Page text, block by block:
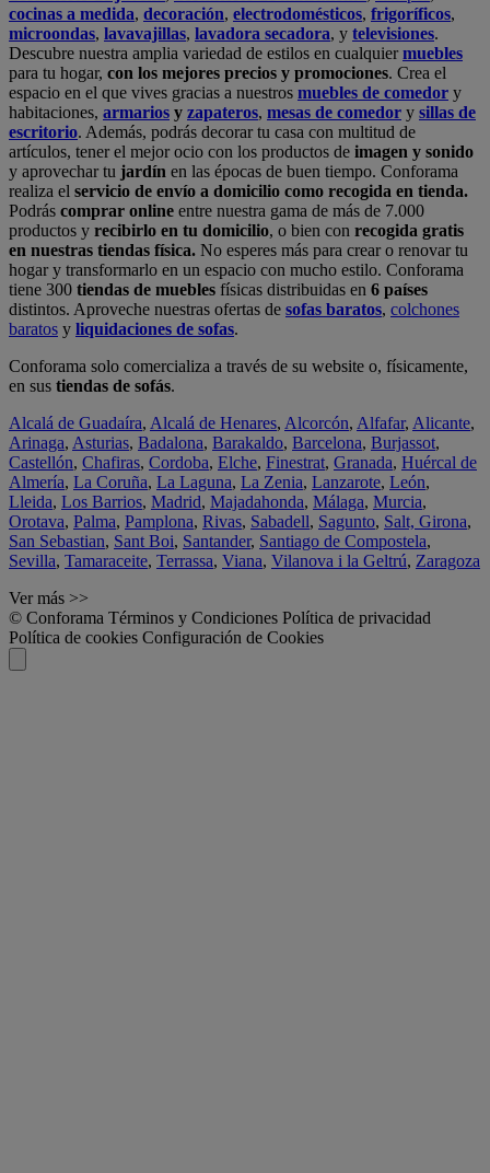
cocinas a medida, decoración, electrodomésticos, frigoríficos,
microondas, lavavajillas, lavadora secadora, y televisiones.
Descubre nuestra amplia variedad de estilos en cualquiermuebles
para tu hogar, con los mejores precios y promociones. Crea el
espacio en el que vives gracias a nuestros muebles de comedor y
habitaciones, armarios y zapateros, mesas de comedor y sillas de
escritorio. Además, podrás decorar tu casa con multitud de
artículos, tener el mejor ocio con los productos de imagen y sonido
y aprovechar tu jardín en las épocas de buen tiempo. Conforama
realiza el servicio de envío a domicilio como recogida en tienda.
Podrás comprar online entre nuestra gama de más de 7.000
productos y recibirlo en tu domicilio, o bien con recogida gratis
en nuestras tiendas física. No esperes más para crear o renovar tu
hogar y transformarlo en un espacio con mucho estilo. Conforama
tiene 300 tiendas de muebles físicas distribuidas en 6 países
distintos. Aproveche nuestras ofertas de sofas baratos, colchones
baratos y liquidaciones de sofas.
Conforama solo comercializa a través de su website o, físicamente,
en sus tiendas de sofás.
Alcalá de Guadaíra, Alcalá de Henares, Alcorcón, Alfafar, Alicante,
Arinaga, Asturias, Badalona, Barakaldo, Barcelona, Burjassot,
Castellón, Chafiras, Cordoba, Elche, Finestrat, Granada, Huércal de
Almería, La Coruña, La Laguna, La Zenia, Lanzarote, León,
Lleida, Los Barrios, Madrid, Majadahonda, Málaga, Murcia,
Orotava, Palma, Pamplona, Rivas, Sabadell, Sagunto, Salt, Girona,
San Sebastian, Sant Boi, Santander, Santiago de Compostela,
Sevilla, Tamaraceite, Terrassa, Viana, Vilanova i la Geltrú, Zaragoza
Ver más >>
© Conforama Términos y Condiciones Política de privacidad
Política de cookies Configuración de Cookies